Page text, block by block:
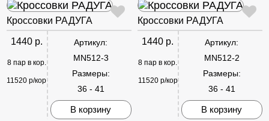
Кроссовки РАДУГА
1440 р.
8 пар в кор.
11520 р/кор
Артикул:
MN512-3
Размеры:
36 - 41
В корзину
Кроссовки РАДУГА
1440 р.
8 пар в кор.
11520 р/кор
Артикул:
MN512-2
Размеры:
36 - 41
В корзину